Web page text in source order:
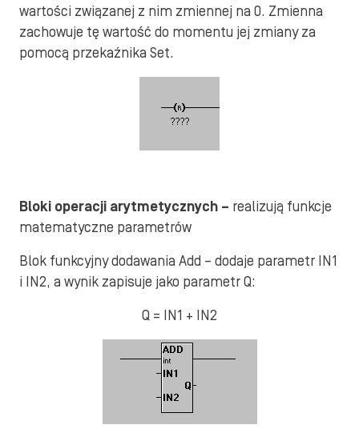
wartości związanej z nim zmiennej na 0. Zmienna
zachowuje tę wartość do momentu jej zmiany za
pomocą przekaźnika Set.
Bloki operacji arytmetycznych – realizują funkcje
matematyczne parametrów
Blok funkcyjny dodawania Add – dodaje parametr IN1
i IN2, a wynik zapisuje jako parametr Q:
Q = IN1 + IN2